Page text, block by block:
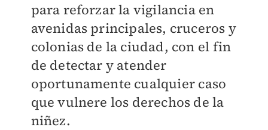
para reforzar la vigilancia en
avenidas principales, cruceros y
colonias de la ciudad, con el fin
de detectar y atender
oportunamente cualquier caso
que vulnere los derechos de la
niñez.